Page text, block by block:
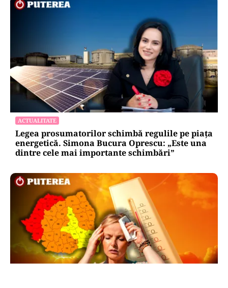
ACTUALITATE
Legea prosumatorilor schimbă regulile pe piața
energetică. Simona Bucura Oprescu: „Este una
dintre cele mai importante schimbări”